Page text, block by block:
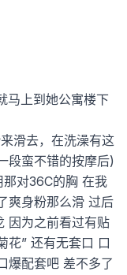
马上到她公寓楼下
滑去，在洗澡有这
段蛮不错的按摩后)
对36C的胸 在我
爽身粉那么滑 过后
因为之前看过有贴
花” 还有无套口 口
爆配套吧 差不多了